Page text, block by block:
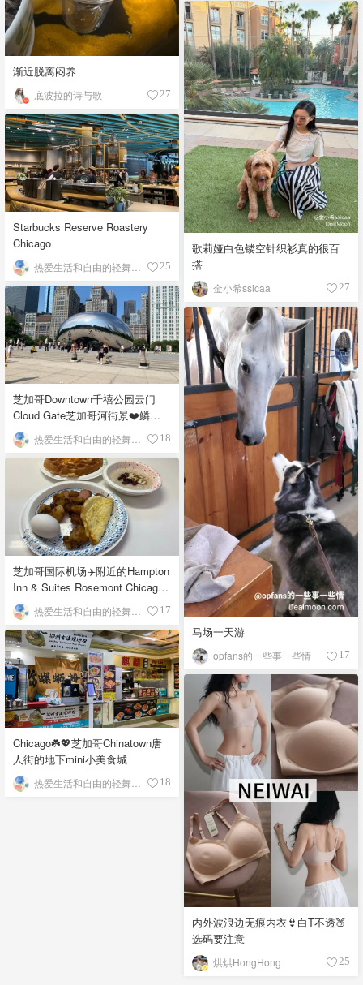
渐近脱离闷养
底波拉的诗与歌 27
歌莉娅白色镂空针织衫真的很百
搭
金小希ssicaa 27
Starbucks Reserve Roastery
Chicago
25
芝加哥Downtown千禧公园云门
Cloud Gate芝加哥河街景❤️鳞次
栉比的高楼
18
马场一天游
opfans的一些事一些情 17
芝加哥国际机场✈️附近的Hampton
Inn & Suites Rosemont Chicago
O'Hare自助早餐
17
Chicago☘️💖芝加哥Chinatown唐
人街的地下mini小美食城
18
内外波浪边无痕内衣👙白T不透🍑
选码要注意
烘烘HongHong 25